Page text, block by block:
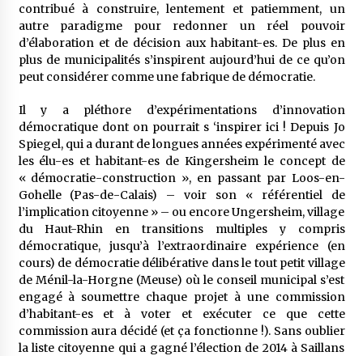
contribué à construire, lentement et patiemment, un
autre paradigme pour redonner un réel pouvoir
d’élaboration et de décision aux habitant-es. De plus en
plus de municipalités s’inspirent aujourd’hui de ce qu’on
peut considérer comme une fabrique de démocratie.
Il y a pléthore d’expérimentations d’innovation
démocratique dont on pourrait s ‘inspirer ici ! Depuis Jo
Spiegel, qui a durant de longues années expérimenté avec
les élu-es et habitant-es de Kingersheim le concept de
« démocratie-construction », en passant par Loos-en-
Gohelle (Pas-de-Calais) – voir son « référentiel de
l’implication citoyenne » – ou encore Ungersheim, village
du Haut-Rhin en transitions multiples y compris
démocratique, jusqu’à l’extraordinaire expérience (en
cours) de démocratie délibérative dans le tout petit village
de Ménil-la-Horgne (Meuse) où le conseil municipal s’est
engagé à soumettre chaque projet à une commission
d’habitant-es et à voter et exécuter ce que cette
commission aura décidé (et ça fonctionne !). Sans oublier
la liste citoyenne qui a gagné l’élection de 2014 à Saillans